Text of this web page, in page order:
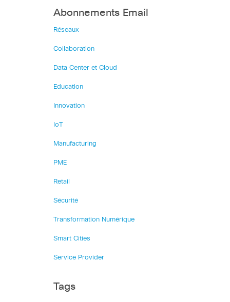
Abonnements Email
Réseaux
Collaboration
Data Center et Cloud
Education
Innovation
IoT
Manufacturing
PME
Retail
Sécurité
Transformation Numérique
Smart Cities
Service Provider
Tags